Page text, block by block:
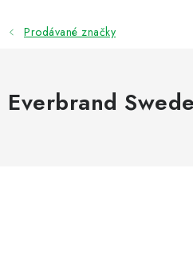
Prodávané značky
Everbrand